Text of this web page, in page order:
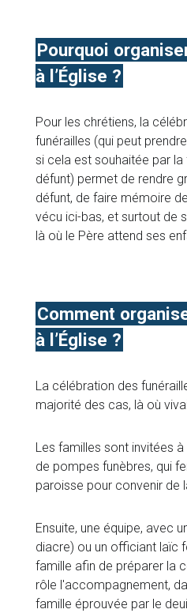
Pourquoi
à l’Église ?
Pour les chrétiens, la
funérailles (qui peut
si cela est souhaitée par la
défunt) permet de rendre
défunt, de faire mémoire
vécu ici-bas, et surtout de
là où le Père attend ses
Comment
à l’Église ?
La célébration des
majorité des cas, là où
Les familles sont invitées
de pompes funèbres, qui
paroisse pour convenir de
Ensuite, une équipe, avec
diacre) ou un officiant laïc
famille afin de préparer la
rôle l'accompagnement,
famille éprouvée par le